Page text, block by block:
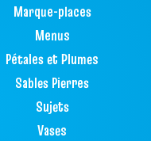
Marque-places
Menus
Pétales et Plumes
Sables Pierres
Sujets
Vases